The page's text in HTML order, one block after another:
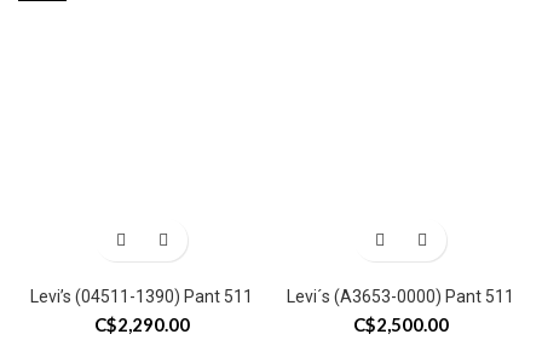
Levi’s (04511-1390) Pant 511
C$2,290.00
Levi´s (A3653-0000) Pant 511
C$2,500.00